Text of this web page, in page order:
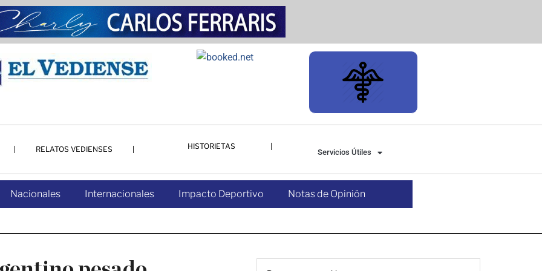
RELATOS VEDIENSES HISTORIETAS
Servicios Útiles
Nacionales Internacionales Impacto Deportivo Notas de Opinión